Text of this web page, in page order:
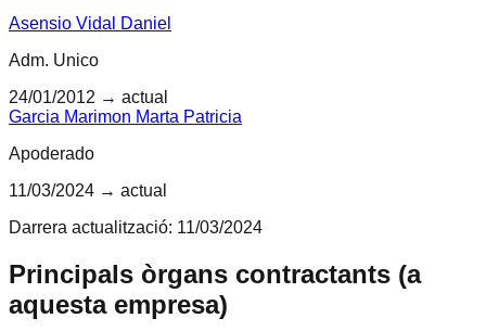
Asensio Vidal Daniel
Adm. Unico
24/01/2012 → actual
Garcia Marimon Marta Patricia
Apoderado
11/03/2024 → actual
Darrera actualització: 11/03/2024
Principals òrgans contractants (a
aquesta empresa)